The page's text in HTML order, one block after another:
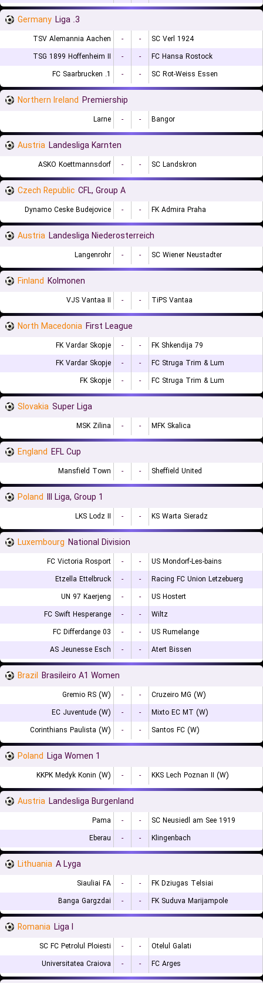
Germany 3. Liga
TSV Alemannia Aachen - -
SC Verl 1924
TSG 1899 Hoffenheim II
- -
FC Hansa Rostock
1. FC Saarbrucken
- - SC Rot-Weiss Essen
Northern Ireland Premiership
Larne - - Bangor
Austria Landesliga Karnten
ASKO Koettmannsdorf - - SC Landskron
Czech Republic CFL, Group A
Dynamo Ceske Budejovice - - FK Admira Praha
Austria Landesliga Niederosterreich
Langenrohr - - SC Wiener Neustadter
Finland Kolmonen
VJS Vantaa II - - TiPS Vantaa
North Macedonia First League
FK Vardar Skopje - -
FK Shkendija 79
FK Vardar Skopje
- -
FC Struga Trim & Lum
FK Skopje
- - FC Struga Trim & Lum
Slovakia Super Liga
MSK Zilina - - MFK Skalica
England EFL Cup
Mansfield Town - - Sheffield United
Poland III Liga, Group 1
LKS Lodz II - - KS Warta Sieradz
Luxembourg National Division
FC Victoria Rosport - -
US Mondorf-Les-bains
Etzella Ettelbruck
- -
Racing FC Union Letzebuerg
UN 97 Kaerjeng
- -
US Hostert
FC Swift Hesperange
- -
Wiltz
FC Differdange 03
- -
US Rumelange
AS Jeunesse Esch
- - Atert Bissen
Brazil Brasileiro A1 Women
Gremio RS (W) - -
Cruzeiro MG (W)
EC Juventude (W)
- -
Mixto EC MT (W)
Corinthians Paulista (W)
- - Santos FC (W)
Poland 1 Liga Women
KKPK Medyk Konin (W) - - KKS Lech Poznan II (W)
Austria Landesliga Burgenland
Pama - -
SC Neusiedl am See 1919
Eberau
- - Klingenbach
Lithuania A Lyga
Siauliai FA - -
FK Dziugas Telsiai
Banga Gargzdai
- - FK Suduva Marijampole
Romania Liga I
SC FC Petrolul Ploiesti - -
Otelul Galati
Universitatea Craiova
- - FC Arges